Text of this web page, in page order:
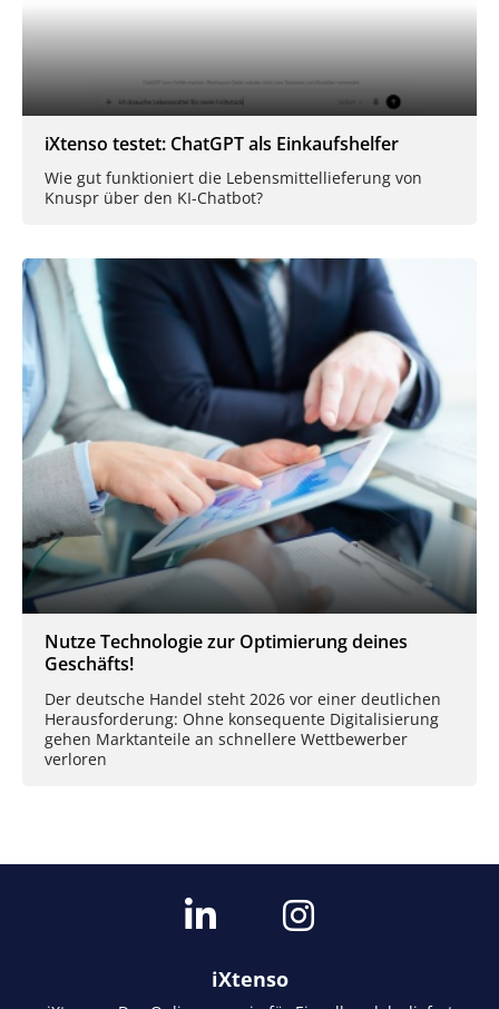
iXtenso testet: ChatGPT als Einkaufshelfer
Wie gut funktioniert die Lebensmittellieferung von
Knuspr über den KI-Chatbot?
Nutze Technologie zur Optimierung deines
Geschäfts!
Der deutsche Handel steht 2026 vor einer deutlichen
Herausforderung: Ohne konsequente Digitalisierung
gehen Marktanteile an schnellere Wettbewerber
verloren
iXtenso